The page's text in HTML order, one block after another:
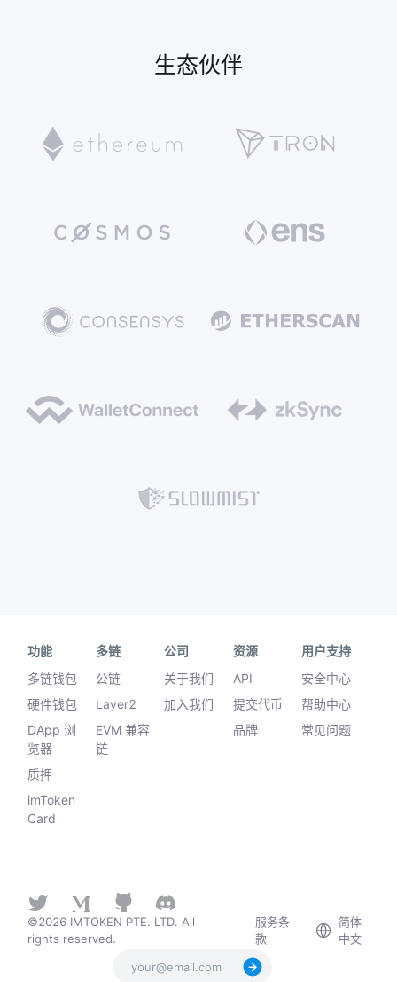
生态伙伴
功能
多链钱包
硬件钱包
DApp 浏
览器
质押
imToken
Card
多链
公链
Layer2
EVM 兼容
链
公司
关于我们
加入我们
资源
API
提交代币
品牌
用户支持
安全中心
帮助中心
常见问题
©2026 IMTOKEN PTE. LTD. All
rights reserved.
服务条
款
简体
中文